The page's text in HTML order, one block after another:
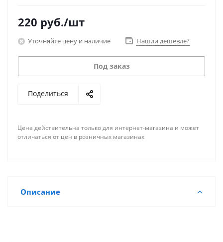
220 руб./шт
Уточняйте цену и наличие Нашли дешевле?
Под заказ
Поделиться
Цена действительна только для интернет-магазина и может
отличаться от цен в розничных магазинах
Описание